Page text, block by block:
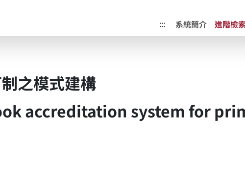
果典藏庫 ::: 系統簡介 進階檢
之模式建構
accreditation system for